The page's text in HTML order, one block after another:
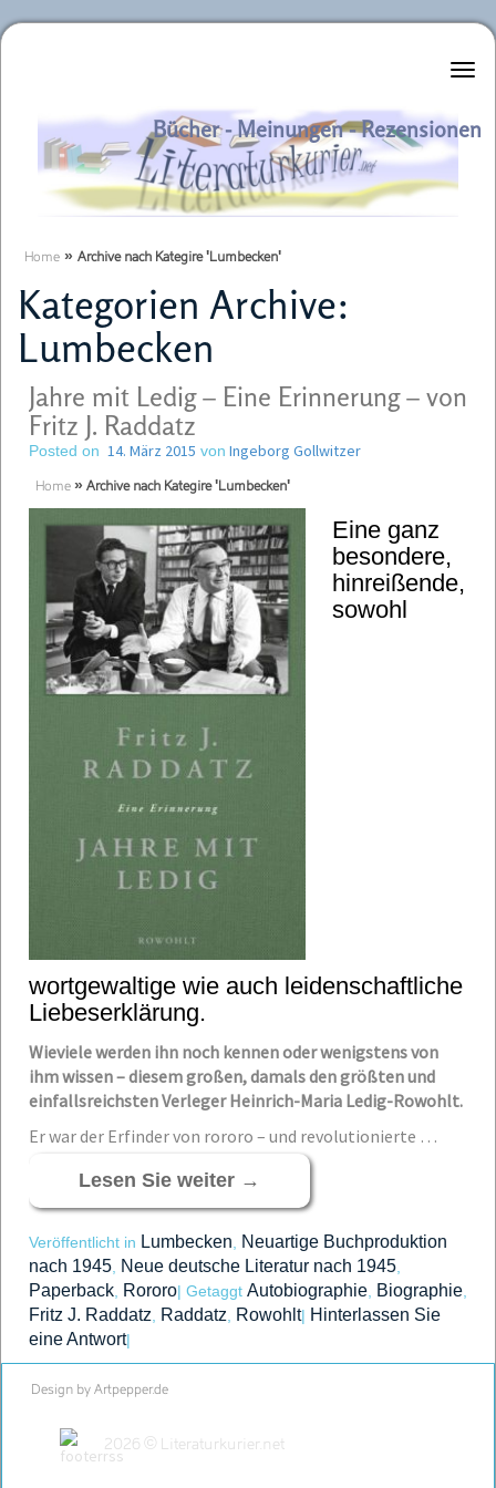
Literaturkurier.net
Bücher - Meinungen - Rezensionen
Home » Archive nach Kategire 'Lumbecken'
Kategorien Archive:
Lumbecken
Jahre mit Ledig – Eine Erinnerung – von
Fritz J. Raddatz
Posted on 14. März 2015 von Ingeborg Gollwitzer
Home » Archive nach Kategire 'Lumbecken'
Eine ganz
besondere,
hinreißende,
sowohl
wortgewaltige wie auch leidenschaftliche
Liebeserklärung.
Wieviele werden ihn noch kennen oder wenigstens von
ihm wissen – diesem großen, damals den größten und
einfallsreichsten Verleger Heinrich-Maria Ledig-Rowohlt.
Er war der Erfinder von rororo – und revolutionierte …
Lesen Sie weiter →
Veröffentlicht in Lumbecken
Neuartige Buchproduktion
nach 1945 Neue deutsche Literatur nach 1945
Paperback Rororo| Getaggt Autobiographie Biographie
Fritz J. Raddatz Raddatz Rowohlt| Hinterlassen Sie
eine Antwort|
2026 © Literaturkurier.net
Design by Artpepper.de